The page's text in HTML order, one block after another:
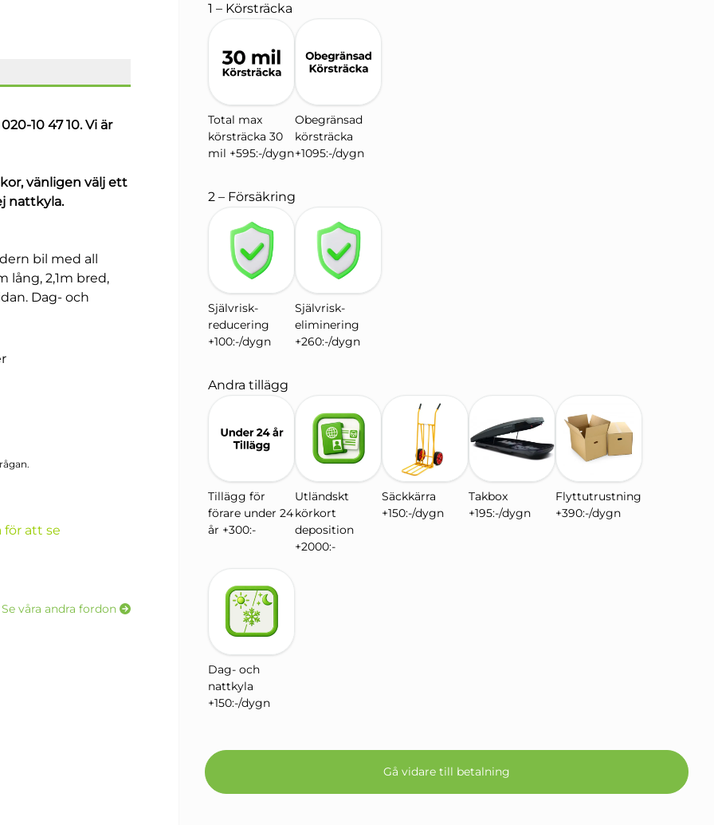
10 47 10. Vi är
vänligen välj ett
nattkyla.
bil med all
lång, 2,1m bred,
Dag- och
för att se
Se våra andra fordon
1 – Körsträcka
Total max
körsträcka 30
mil +595:-/dygn
Obegränsad
körsträcka
+1095:-/dygn
2 – Försäkring
Självrisk-
reducering
+100:-/dygn
Självrisk-
eliminering
+260:-/dygn
Andra tillägg
Tillägg för
förare under 24
år +300:-
Utländskt
körkort
deposition
+2000:-
Säckkärra
+150:-/dygn
Takbox
+195:-/dygn
Flyttutrustning
+390:-/dygn
Dag- och
nattkyla
+150:-/dygn
Gå vidare till betalning